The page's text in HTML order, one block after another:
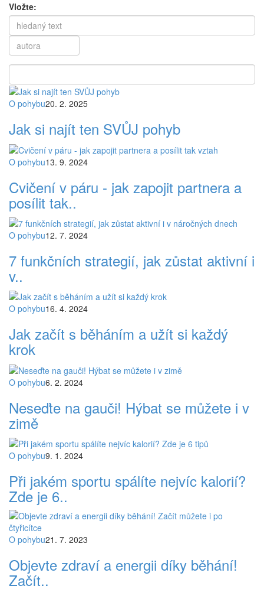
Vložte:
O pohybu20. 2. 2025
Jak si najít ten SVŮJ pohyb
O pohybu13. 9. 2024
Cvičení v páru - jak zapojit partnera a
posílit tak..
O pohybu12. 7. 2024
7 funkčních strategií, jak zůstat aktivní i
v..
O pohybu16. 4. 2024
Jak začít s běháním a užít si každý
krok
O pohybu6. 2. 2024
Neseďte na gauči! Hýbat se můžete i v
zimě
O pohybu9. 1. 2024
Při jakém sportu spálíte nejvíc kalorií?
Zde je 6..
O pohybu21. 7. 2023
Objevte zdraví a energii díky běhání!
Začít..